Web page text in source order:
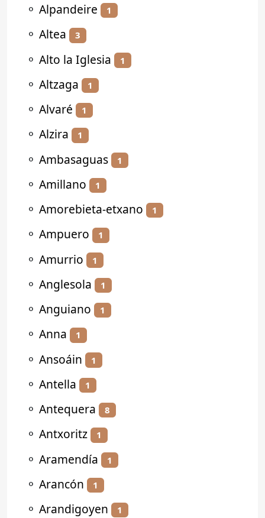
⚬ Alpandeire 1
⚬ Altea 3
⚬ Alto la Iglesia 1
⚬ Altzaga 1
⚬ Alvaré 1
⚬ Alzira 1
⚬ Ambasaguas 1
⚬ Amillano 1
⚬ Amorebieta-etxano 1
⚬ Ampuero 1
⚬ Amurrio 1
⚬ Anglesola 1
⚬ Anguiano 1
⚬ Anna 1
⚬ Ansoáin 1
⚬ Antella 1
⚬ Antequera 8
⚬ Antxoritz 1
⚬ Aramendía 1
⚬ Arancón 1
⚬ Arandigoyen 1